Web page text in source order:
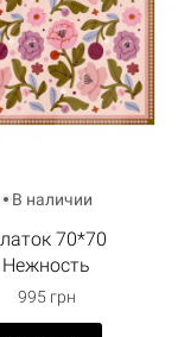
В наличии
70*70
Нежность
995 грн